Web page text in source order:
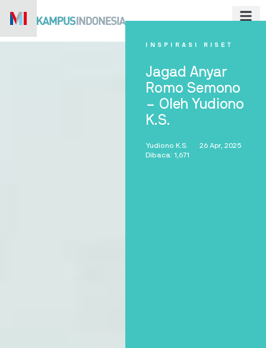
INSPIRASI RISET
Jagad Anyar
Romo Semono
– Oleh Yudiono
K.S.
Yudiono K.S.
26 Apr, 2025
Dibaca: 1,671